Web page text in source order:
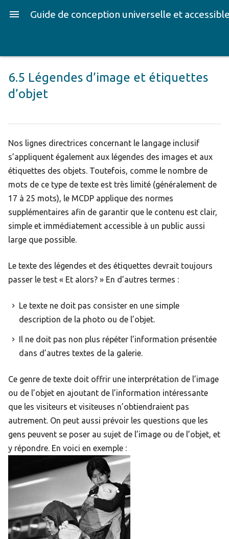
Guide de conception universelle et
6.5 Légendes d’image et étiquettes
d’objet
Nos lignes directrices concernant le langage inclusif
s’appliquent également aux légendes des images et aux
étiquettes des objets. Toutefois, comme le nombre de
mots de ce type de texte est très limité (généralement de
17 à 25 mots), le MCDP applique des normes
supplémentaires afin de garantir que le contenu est clair,
simple et immédiatement accessible à un public aussi
large que possible.
Le texte des légendes et des étiquettes devrait toujours
passer le test « Et alors? » En d’autres termes :
Le texte ne doit pas consister en une simple
description de la photo ou de l’objet.
Il ne doit pas non plus répéter l’information présentée
dans d’autres textes de la galerie.
Ce genre de texte doit offrir une interprétation de l’image
ou de l’objet en ajoutant de l’information intéressante
que les visiteurs et visiteuses n’obtiendraient pas
autrement. On peut aussi prévoir les questions que les
gens peuvent se poser au sujet de l’image ou de l’objet, et
y répondre. En voici en exemple :